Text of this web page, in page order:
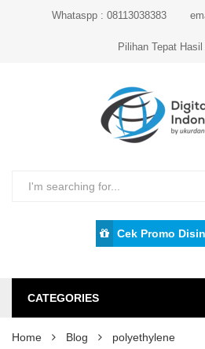
Whataspp : 08113038383
Pilihan Tepat
Cek Promo
CATEGORIES
Home Blog polyethylene